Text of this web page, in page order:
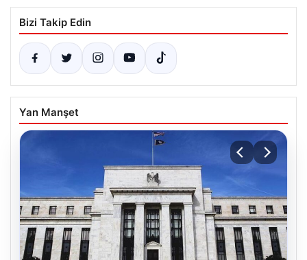
Bizi Takip Edin
Yan Manşet